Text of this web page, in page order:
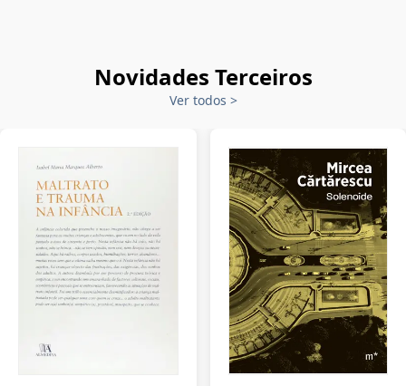
Novidades Terceiros
Ver todos >